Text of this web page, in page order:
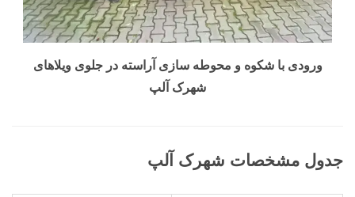
ورودی با شکوه و محوطه سازی آراسته در جلوی ویلاهای
شهرک آلپ
جدول مشخصات شهرک آلپ